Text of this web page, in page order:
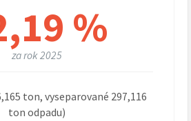
%
za rok 2025
ton, vyseparované 297,116
ton odpadu)